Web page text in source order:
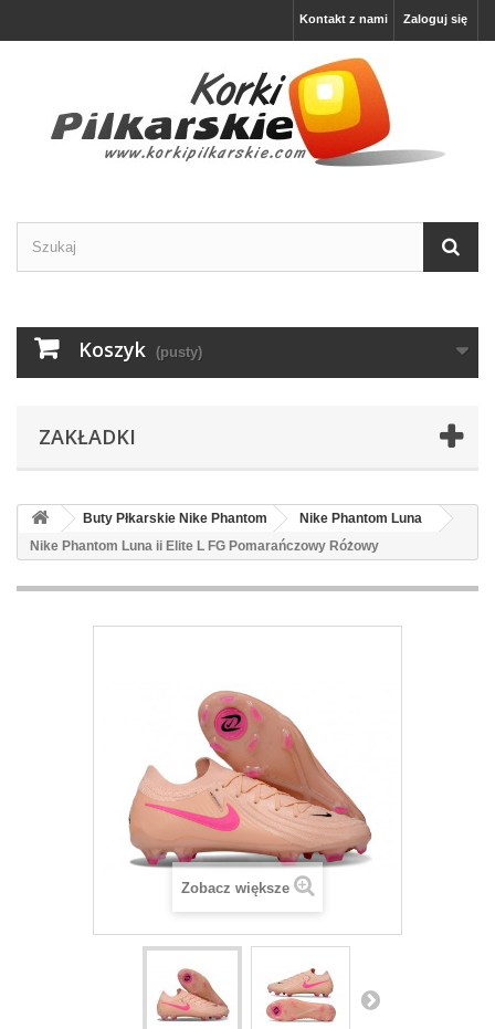
Zaloguj się
Kontakt z nami
Koszyk (pusty)
ZAKŁADKI
Buty Płkarskie Nike Phantom
Nike Phantom Luna
Nike Phantom Luna ii Elite L FG Pomarańczowy Różowy
Zobacz większe